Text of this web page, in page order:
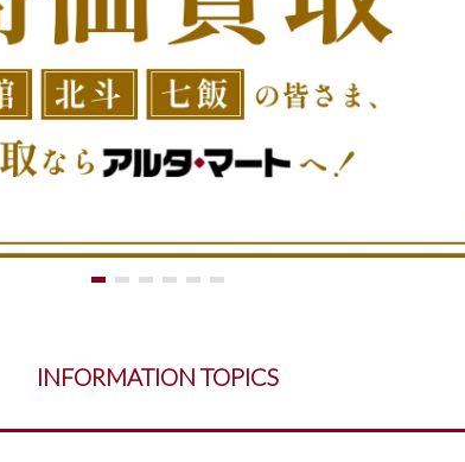
INFORMATION TOPICS